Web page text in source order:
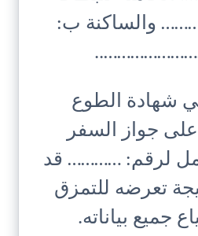
والساكنة ب:
شهادة الطوع
جواز السفر
لرقم: ………… قد
تعرضه للتمزق
جميع بياناته.